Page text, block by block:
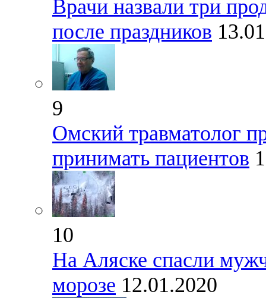
Врачи назвали три
после праздников
9
Омский травматолог
принимать пациентов
10
На Аляске спасли
морозе 12.01.2020